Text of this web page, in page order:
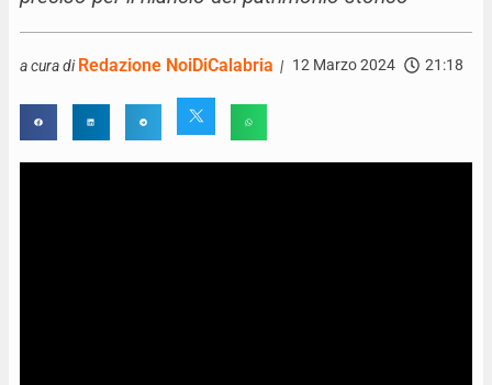
a cura diRedazione NoiDiCalabria | 12 Marzo 2024 21:18